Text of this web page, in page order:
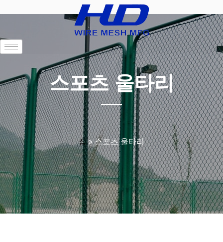
스포츠 울타리
집»스포츠 울타리